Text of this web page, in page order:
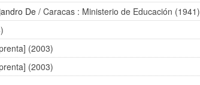
De / Caracas : Ministerio de Educación (1941)
(2003)
(2003)